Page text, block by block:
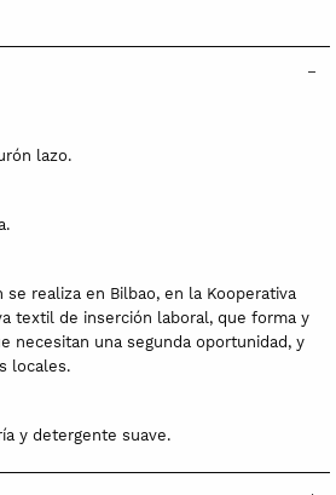
lazo.
realiza en Bilbao, en la Kooperativa
textil de inserción laboral, que forma y
necesitan una segunda oportunidad, y
locales.
y detergente suave.